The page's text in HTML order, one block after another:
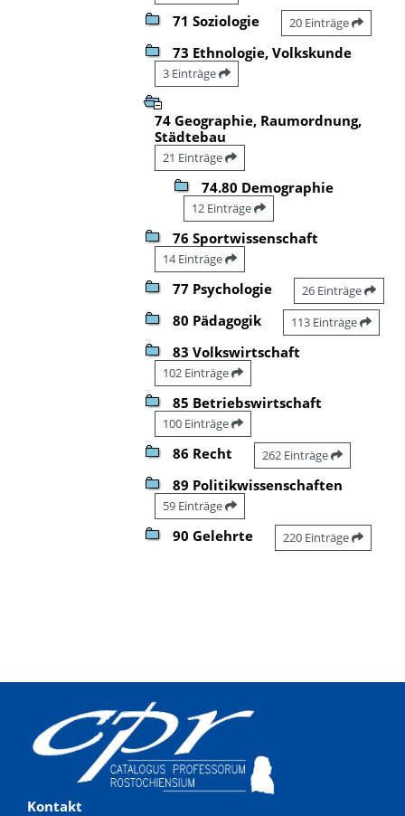
71 Soziologie 20 Einträge
73 Ethnologie, Volkskunde
3 Einträge
74 Geographie, Raumordnung,
Städtebau
21 Einträge
74.80 Demographie
12 Einträge
76 Sportwissenschaft
14 Einträge
77 Psychologie 26 Einträge
80 Pädagogik 113 Einträge
83 Volkswirtschaft
102 Einträge
85 Betriebswirtschaft
100 Einträge
86 Recht 262 Einträge
89 Politikwissenschaften
59 Einträge
90 Gelehrte 220 Einträge
Kontakt